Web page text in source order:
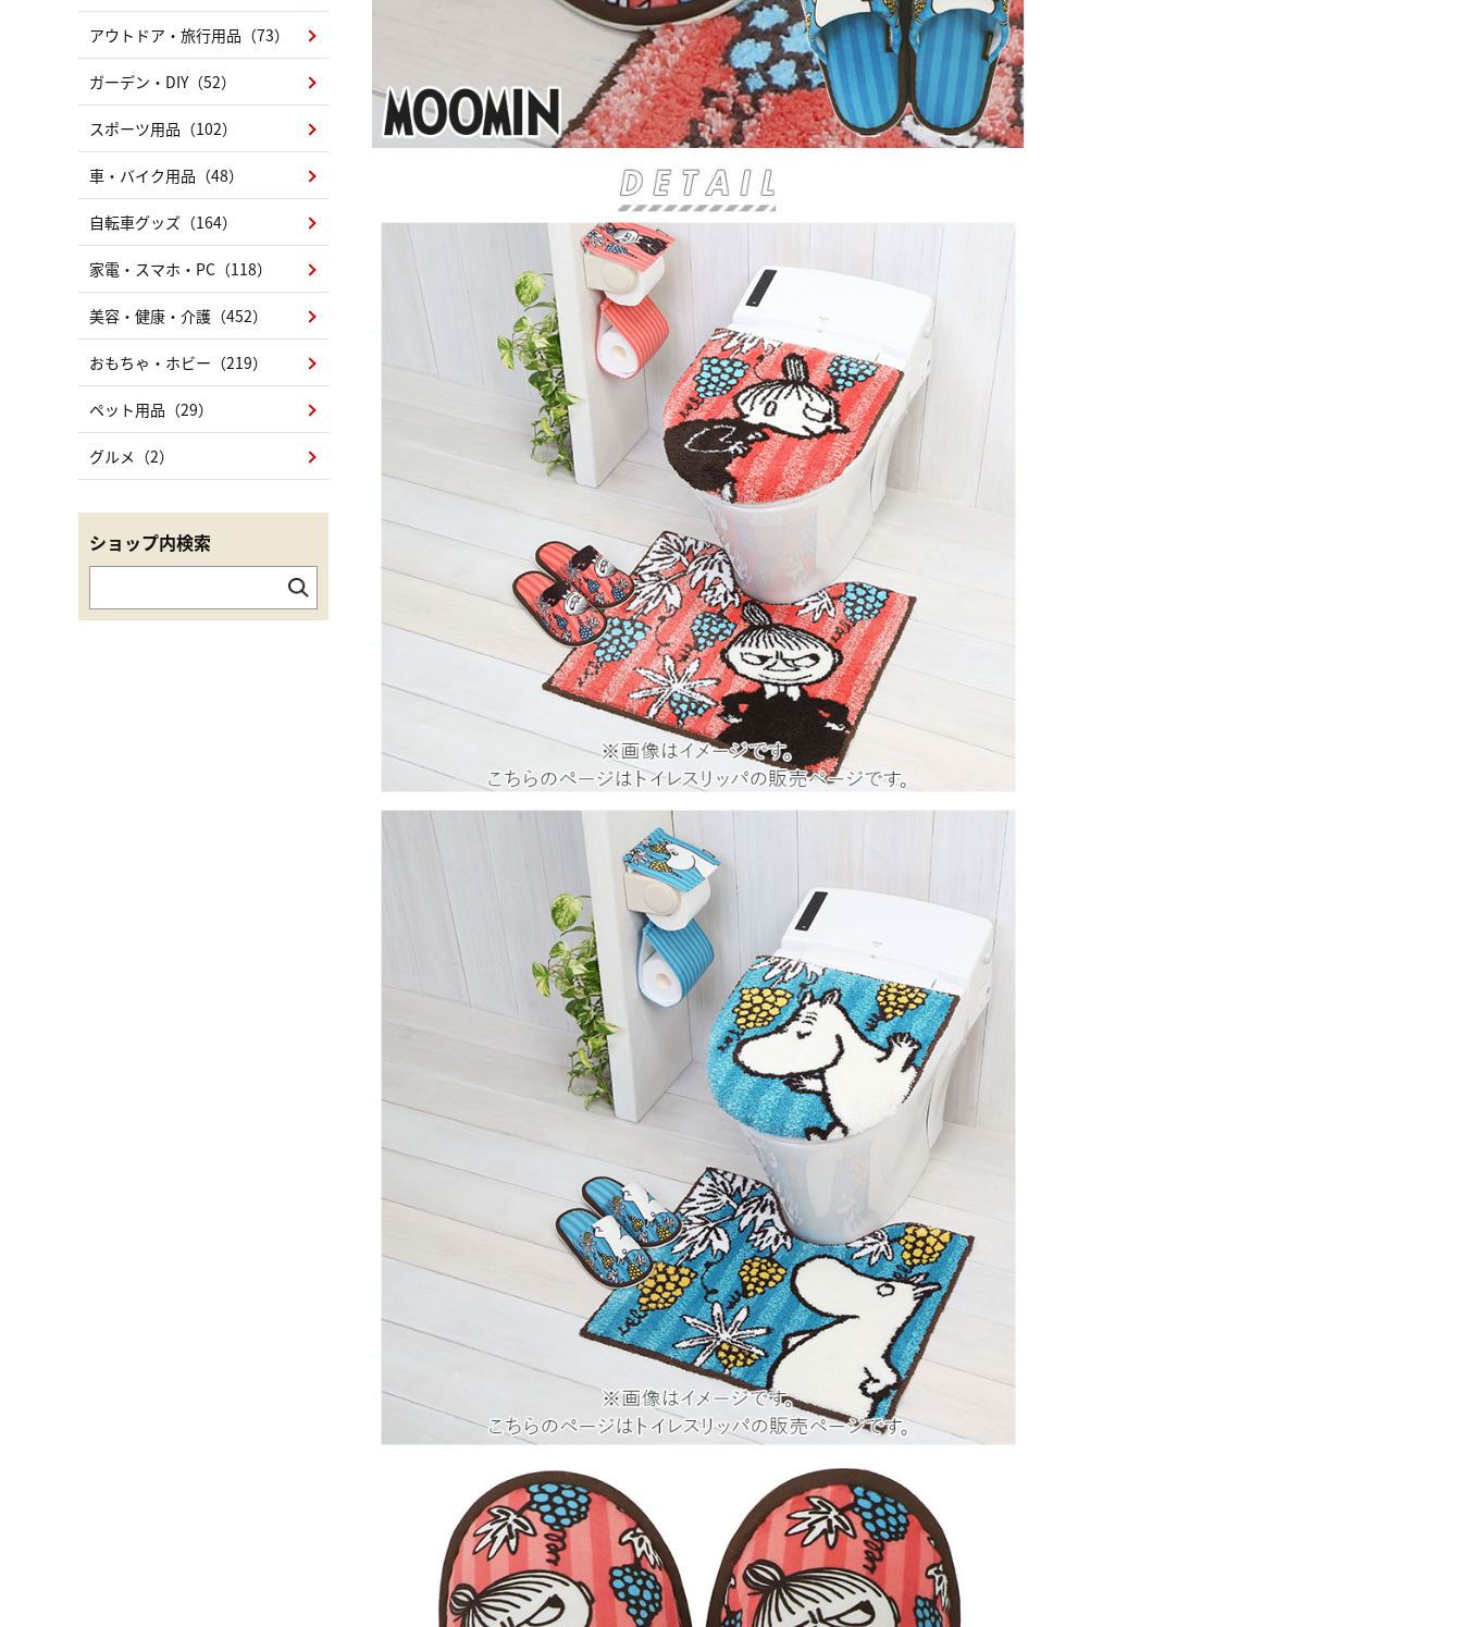
アウトドア・旅行用品（73）
ガーデン・DIY（52）
スポーツ用品（102）
車・バイク用品（48）
自転車グッズ（164）
家電・スマホ・PC（118）
美容・健康・介護（452）
おもちゃ・ホビー（219）
ペット用品（29）
グルメ（2）
ショップ内検索